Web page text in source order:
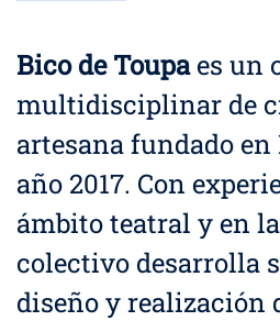
Bico de Toupaes un
multidisciplinar de
artesana fundado en
año 2017. Con
ámbito teatral y en
colectivo desarrolla
diseño y realización